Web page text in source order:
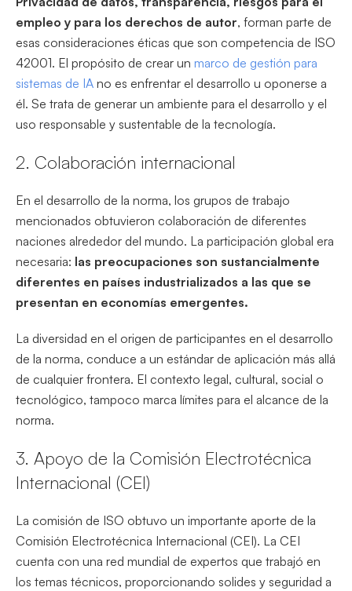
empleo y para los derechos de autor, forman parte de
esas consideraciones éticas que son competencia de ISO
42001. El propósito de crear un marco de gestión para
sistemas de IA no es enfrentar el desarrollo u oponerse a
él. Se trata de generar un ambiente para el desarrollo y el
uso responsable y sustentable de la tecnología.
2. Colaboración internacional
En el desarrollo de la norma, los grupos de trabajo
mencionados obtuvieron colaboración de diferentes
naciones alrededor del mundo. La participación global era
necesaria: las preocupaciones son sustancialmente
diferentes en países industrializados a las que se
presentan en economías emergentes.
La diversidad en el origen de participantes en el desarrollo
de la norma, conduce a un estándar de aplicación más allá
de cualquier frontera. El contexto legal, cultural, social o
tecnológico, tampoco marca límites para el alcance de la
norma.
3. Apoyo de la Comisión Electrotécnica
Internacional (CEI)
La comisión de ISO obtuvo un importante aporte de la
Comisión Electrotécnica Internacional (CEI). La CEI
cuenta con una red mundial de expertos que trabajó en
los temas técnicos, proporcionando solides y seguridad a